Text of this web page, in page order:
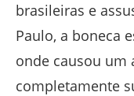
brasileiras e
Paulo, a boneca
onde causou um
completamente